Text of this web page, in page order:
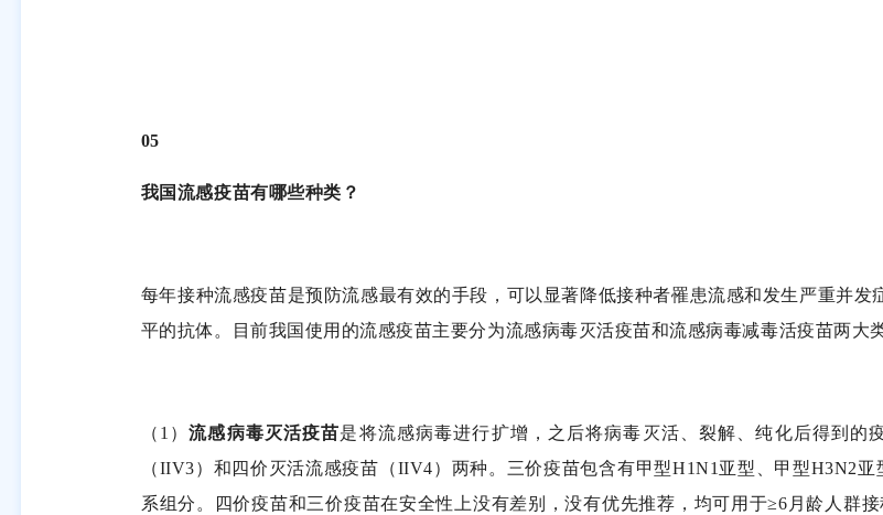
05
我国流感疫苗有哪些种类？
每年接种流感疫苗是预防流感最有效的手段，可以显著降低接种者罹患流感和发生严重并发
平的抗体。目前我国使用的流感疫苗主要分为流感病毒灭活疫苗和流感病毒减毒活疫苗两大类
（ 1 ）流感病毒灭活疫苗是将流感病毒进行扩增，之后将病毒灭活、裂解、纯化后得到
（IIV3）和四价灭活流感疫苗（IIV4）两种。三价疫苗包含有甲型H1N1 亚型、甲型H3N2亚
系组分。四价疫苗和三价疫苗在安全性上没有差别，没有优先推荐，均可用于≥6 月龄人群